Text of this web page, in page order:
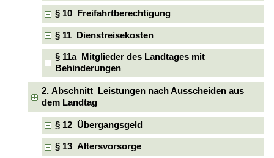
§ 10 Freifahrtberechtigung
§ 11 Dienstreisekosten
§ 11a Mitglieder des Landtages mit
Behinderungen
2. Abschnitt Leistungen nach Ausscheiden aus
dem Landtag
§ 12 Übergangsgeld
§ 13 Altersvorsorge